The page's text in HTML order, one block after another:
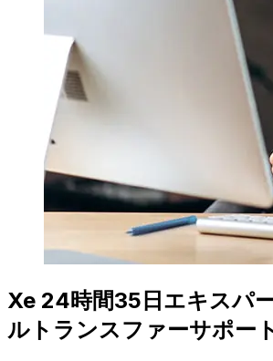
Xe 24時間35日エキスパ
ルトランスファーサポー